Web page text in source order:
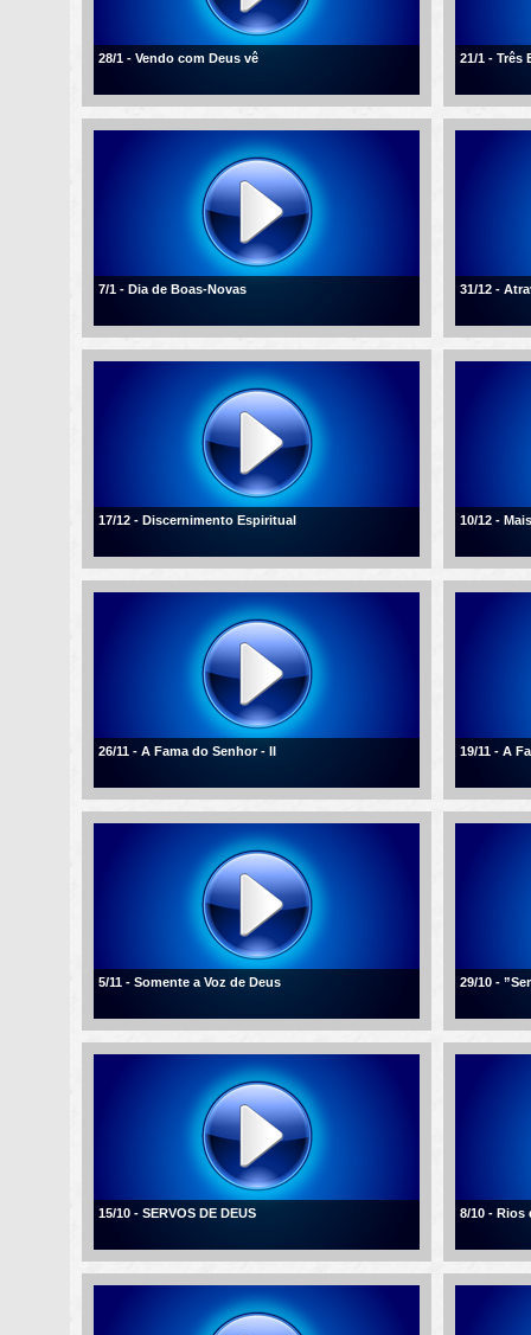
28/1 - Vendo com Deus vê 21/1 - Três
7/1 - Dia de Boas-Novas 31/12 -
17/12 - Discernimento Espiritual 10/12 -
26/11 - A Fama do Senhor - II 19/11 - A
5/11 - Somente a Voz de Deus 29/10 -
15/10 - SERVOS DE DEUS 8/10 - Rios